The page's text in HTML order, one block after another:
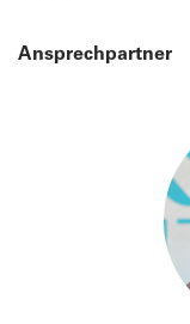
Ansprechpartner